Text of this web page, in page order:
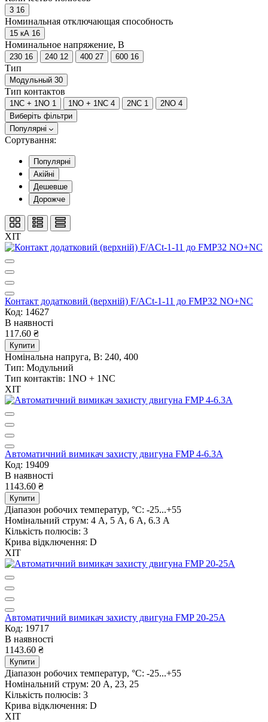
3 16
Номинальная отключающая способность
15 кА 16
Номинальное напряжение, В
230 16 240 12 400 27 600 16
Тип
Модульный 30
Тип контактов
1NC + 1NO 1 1NO + 1NC 4 2NC 1 2NO 4
Виберіть фільтри
Популярні
Сортування:
Популярні
Акійні
Дешевше
Дорожче
ХІТ
Контакт додатковий (верхній) F/ACt-1-11 до FMP32 NO+NC
Код: 14627
В наявності
117.60 ₴
Купити
Номінальна напруга, В: 240, 400
Тип: Модульний
Тип контактів: 1NO + 1NC
ХІТ
Автоматичний вимикач захисту двигуна FMP 4-6.3A
Код: 19409
В наявності
1143.60 ₴
Купити
Діапазон робочих температур, °C: -25...+55
Номінальний струм: 4 А, 5 А, 6 А, 6.3 А
Кількість полюсів: 3
Крива відключення: D
ХІТ
Автоматичний вимикач захисту двигуна FMP 20-25A
Код: 19717
В наявності
1143.60 ₴
Купити
Діапазон робочих температур, °C: -25...+55
Номінальний струм: 20 А, 23, 25
Кількість полюсів: 3
Крива відключення: D
ХІТ